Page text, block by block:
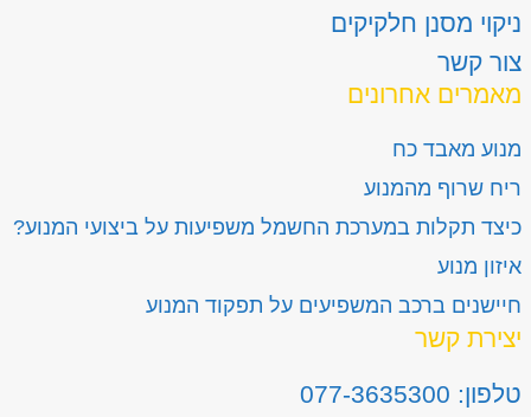
ניקוי מסנן חלקיקים
צור קשר
מאמרים אחרונים
מנוע מאבד כח
ריח שרוף מהמנוע
כיצד תקלות במערכת החשמל משפיעות על ביצועי המנוע?
איזון מנוע
חיישנים ברכב המשפיעים על תפקוד המנוע
יצירת קשר
טלפון: 077-3635300